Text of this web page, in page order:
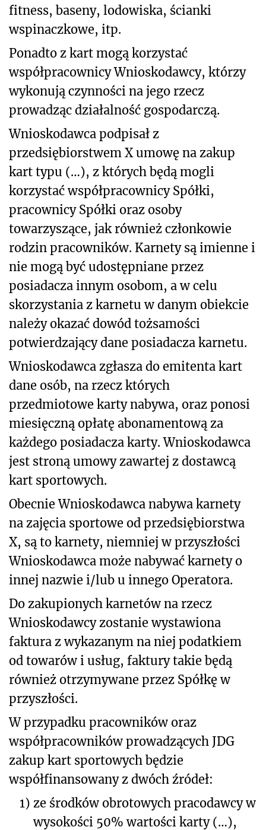
fitness, baseny, lodowiska, ścianki
wspinaczkowe, itp.
Ponadto z kart mogą korzystać
współpracownicy Wnioskodawcy, którzy
wykonują czynności na jego rzecz
prowadząc działalność gospodarczą.
Wnioskodawca podpisał z
przedsiębiorstwem X umowę na zakup
kart typu (…), z których będą mogli
korzystać współpracownicy Spółki,
pracownicy Spółki oraz osoby
towarzyszące, jak również członkowie
rodzin pracowników. Karnety są imienne i
nie mogą być udostępniane przez
posiadacza innym osobom, a w celu
skorzystania z karnetu w danym obiekcie
należy okazać dowód tożsamości
potwierdzający dane posiadacza karnetu.
Wnioskodawca zgłasza do emitenta kart
dane osób, na rzecz których
przedmiotowe karty nabywa, oraz ponosi
miesięczną opłatę abonamentową za
każdego posiadacza karty. Wnioskodawca
jest stroną umowy zawartej z dostawcą
kart sportowych.
Obecnie Wnioskodawca nabywa karnety
na zajęcia sportowe od przedsiębiorstwa
X, są to karnety, niemniej w przyszłości
Wnioskodawca może nabywać karnety o
innej nazwie i/lub u innego Operatora.
Do zakupionych karnetów na rzecz
Wnioskodawcy zostanie wystawiona
faktura z wykazanym na niej podatkiem
od towarów i usług, faktury takie będą
również otrzymywane przez Spółkę w
przyszłości.
W przypadku pracowników oraz
współpracowników prowadzących JDG
zakup kart sportowych będzie
współfinansowany z dwóch źródeł:
1) ze środków obrotowych pracodawcy w
wysokości 50% wartości karty (…),